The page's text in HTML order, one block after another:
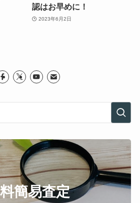
認はお早めに！
2023年6月2日
簡易査定